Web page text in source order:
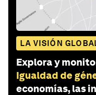
LA VISIÓN
Explora y
Igualdad de
economías, las